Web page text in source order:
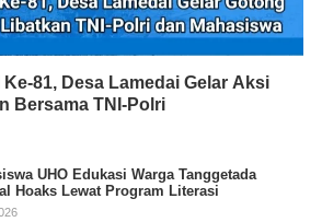
Ke-81, Desa Lamedai Gelar Aksi
Bersama TNI-Polri
UHO Edukasi Warga Tanggetada
Hoaks Lewat Program Literasi